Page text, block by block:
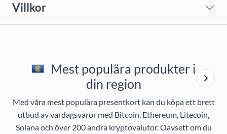
Villkor
Mest populära produkter i
din region
Med våra mest populära presentkort kan du köpa ett brett
utbud av vardagsvaror med Bitcoin, Ethereum, Litecoin,
Solana och över 200 andra kryptovalutor. Oavsett om du